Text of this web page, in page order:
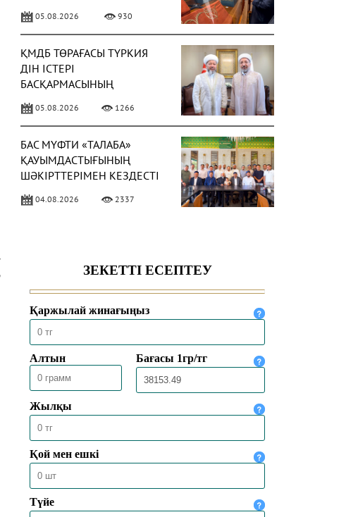
05.08.2026 930
ҚМДБ ТӨРАҒАСЫ ТҮРКИЯ
ДІН ІСТЕРІ
БАСҚАРМАСЫНЫҢ
05.08.2026 1266
БАС МҮФТИ «ТАЛАБА»
ҚАУЫМДАСТЫҒЫНЫҢ
ШӘКІРТТЕРІМЕН КЕЗДЕСТІ
04.08.2026 2337
ТҮРКИЯДАҒЫ ТӨТЕНШЕ
ЕЛШІСІМЕН КЕЗДЕСТІ
04.08.2026 2045
БАС МҮФТИ ТӨРАЛҚА
МӘЖІЛІСІН ӨТКІЗДІ
31.07.2026